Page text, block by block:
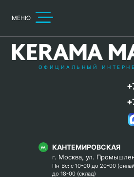
МЕНЮ
ОФИЦИАЛЬНЫЙ
КАНТЕМИРОВСКАЯ
г. Москва, ул.
Пн-Вс: с 10-00 до 20-00
до 18-00 (склад)